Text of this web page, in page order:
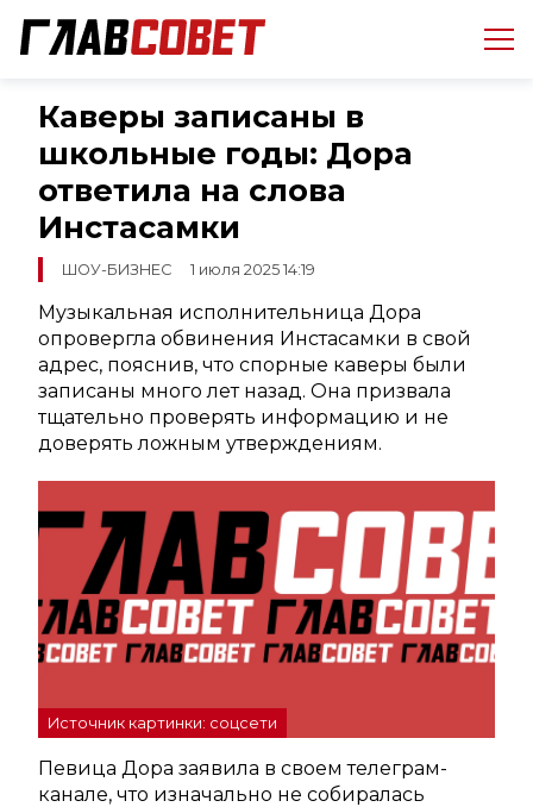
Каверы записаны в
школьные годы: Дора
ответила на слова
Инстасамки
ШОУ-БИЗНЕС 1 июля 2025 14:19
Музыкальная исполнительница Дора
опровергла обвинения Инстасамки в свой
адрес, пояснив, что спорные каверы были
записаны много лет назад. Она призвала
тщательно проверять информацию и не
доверять ложным утверждениям.
Источник картинки: соцсети
Певица Дора заявила в своем телеграм-
канале, что изначально не собиралась